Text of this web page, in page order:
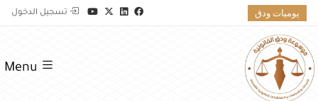
يوميات ودق تسجيل الدخول
Menu